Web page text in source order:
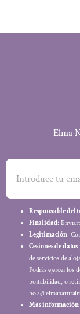
Elma
Responsable del
Finalidad:
Legitimación:
Cesiones de
de servicios de
Podrás ejercer los
portabilidad, o
Más información: